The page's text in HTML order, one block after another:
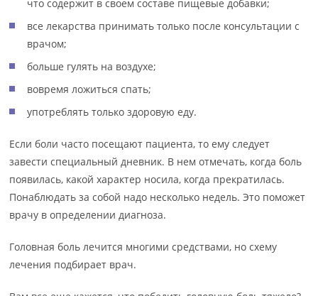
что содержит в своем составе пищевые добавки;
все лекарства принимать только после консультации с
врачом;
больше гулять на воздухе;
вовремя ложиться спать;
употреблять только здоровую еду.
Если боли часто посещают пациента, то ему следует
завести специальный дневник. В нем отмечать, когда боль
появилась, какой характер носила, когда прекратилась.
Понаблюдать за собой надо несколько недель. Это поможет
врачу в определении диагноза.
Головная боль лечится многими средствами, но схему
лечения подбирает врач.